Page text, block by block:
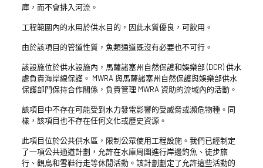
庫，而不會排入河流。
工程範圍內的水用於供水目的，因此水質優良，可飲用。
由於該項目的管道性質，魚類通道既沒有必要也不可行。
該設施位於供水設施內，馬薩諸塞州自然保護和娛樂部 (DCR) 供水
處負責海岸線保護。 MWRA 與馬薩諸塞州自然保護與娛樂部供水
保護部門保持合作關係，負責管理 MWRA 資助的流域內的活動。
該項目中不存在可能受到水力發電影響的受威脅或瀕危物種。同
樣，該項目也不存在任何文化或歷史資源。
此項目位於公共供水區，限制公眾使用工程設施。我們已經制定
了一項公共通道計劃，允許在水庫周圍進行岸邊釣魚、徒步旅
行、觀鳥和雪鞋行走等休閒活動。該計劃劃定了允許這些活動的